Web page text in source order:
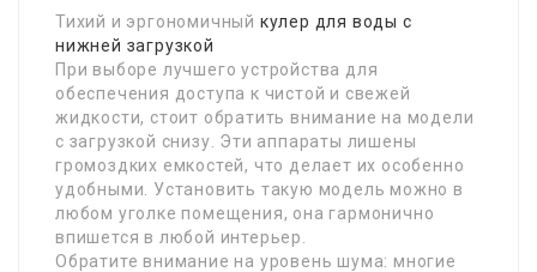
Тихий и эргономичный кулер для воды с
нижней загрузкой
При выборе лучшего устройства для
обеспечения доступа к чистой и свежей
жидкости, стоит обратить внимание на модели
с загрузкой снизу. Эти аппараты лишены
громоздких емкостей, что делает их особенно
удобными. Установить такую модель можно в
любом уголке помещения, она гармонично
впишется в любой интерьер.
Обратите внимание на уровень шума: многие